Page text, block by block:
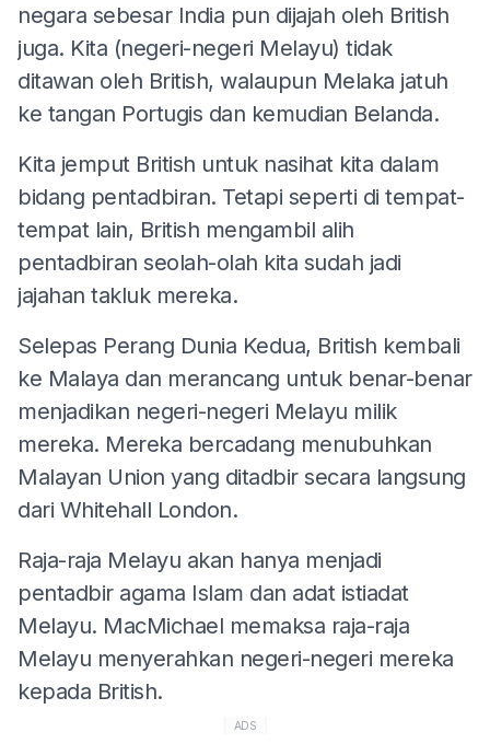
negara sebesar India pun dijajah oleh British
juga. Kita (negeri-negeri Melayu) tidak
ditawan oleh British, walaupun Melaka jatuh
ke tangan Portugis dan kemudian Belanda.
Kita jemput British untuk nasihat kita dalam
bidang pentadbiran. Tetapi seperti di tempat-
tempat lain, British mengambil alih
pentadbiran seolah-olah kita sudah jadi
jajahan takluk mereka.
Selepas Perang Dunia Kedua, British kembali
ke Malaya dan merancang untuk benar-benar
menjadikan negeri-negeri Melayu milik
mereka. Mereka bercadang menubuhkan
Malayan Union yang ditadbir secara langsung
dari Whitehall London.
Raja-raja Melayu akan hanya menjadi
pentadbir agama Islam dan adat istiadat
Melayu. MacMichael memaksa raja-raja
Melayu menyerahkan negeri-negeri mereka
kepada British.
ADS